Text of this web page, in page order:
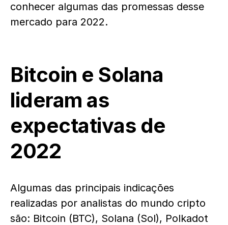
conhecer algumas das promessas desse
mercado para 2022.
Bitcoin e Solana
lideram as
expectativas de
2022
Algumas das principais indicações
realizadas por analistas do mundo cripto
são: Bitcoin (BTC), Solana (Sol), Polkadot